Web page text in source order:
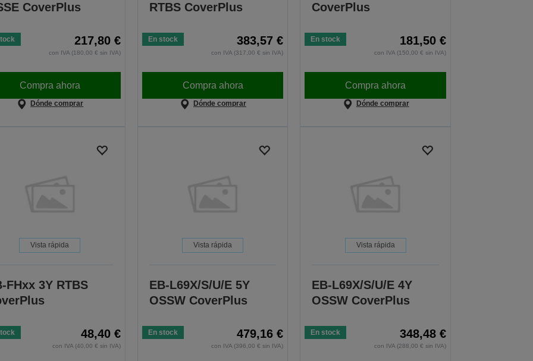
CoverPlus
217,80 €
con IVA (180,00 € sin IVA)
Compra ahora
Dónde comprar
RTBS CoverPlus
En stock 383,57 €
con IVA (317,00 € sin IVA)
Compra ahora
Dónde comprar
CoverPlus
En stock 181,50 €
con IVA (150,00 € sin IVA)
Compra ahora
Dónde comprar
Vista rápida
FHxx 3Y RTBS
48,40 €
con IVA (40,00 € sin IVA)
Vista rápida
EB-L69X/S/U/E 5Y
OSSW CoverPlus
En stock 479,16 €
con IVA (396,00 € sin IVA)
Vista rápida
EB-L69X/S/U/E 4Y
OSSW CoverPlus
En stock 348,48 €
con IVA (288,00 € sin IVA)